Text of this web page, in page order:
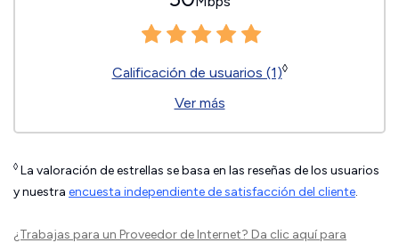
Calificación de usuarios (1)◊
Ver más
◊ La valoración de estrellas se basa en las reseñas de los usuarios
y nuestra encuesta independiente de satisfacción del cliente.
¿Trabajas para un Proveedor de Internet? Da clic aquípara